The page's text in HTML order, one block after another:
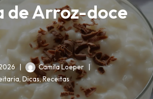
de Arroz-doce
Camila Loeper
, Dicas,Receitas